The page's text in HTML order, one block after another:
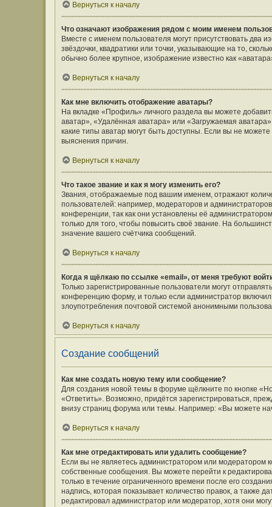
Вернуться к началу
Что означают изображения рядом с моим именем
Вместе с именем пользователя могут присутствовать
звёздочки, квадратики или точки, указывающие на то,
обычно более крупное, изображение известно как
Вернуться к началу
Как мне включить отображение аватары?
На вкладке «Профиль» личного раздела вы можете
аватар», «Удалённая аватара» или «Загружаемая
какие типы аватар могут быть доступны. Если вы не
выяснения причин.
Вернуться к началу
Что такое звание и как я могу изменить его?
Звания, отображаемые под вашим именем, отражают
пользователей: например, модераторов и
конференции, так как они установлены её
только для того, чтобы повысить своё звание. На
значение вашего счётчика сообщений.
Вернуться к началу
Когда я щёлкаю по ссылке «email», от меня требуют
Только зарегистрированные пользователи могут
конференцию форму, и только если администратор
злоупотребления почтовой системой анонимными
Вернуться к началу
Создание сообщений
Как мне создать новую тему или сообщение?
Для создания новой темы в форуме щёлкните по кнопке
«Ответить». Возможно, придётся зарегистрироваться,
внизу страниц форума или темы. Например: «Вы можете
Вернуться к началу
Как мне отредактировать или удалить сообщение?
Если вы не являетесь администратором или модератором
собственные сообщения. Вы можете перейти к
только в течение ограниченного времени после его
надпись, которая показывает количество правок, а также
редактировал администратор или модератор, хотя они